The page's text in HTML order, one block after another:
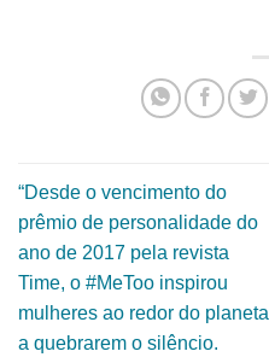
“Desde o vencimento do
prêmio de personalidade do
ano de 2017 pela revista
Time, o #MeToo inspirou
mulheres ao redor do planeta
a quebrarem o silêncio.